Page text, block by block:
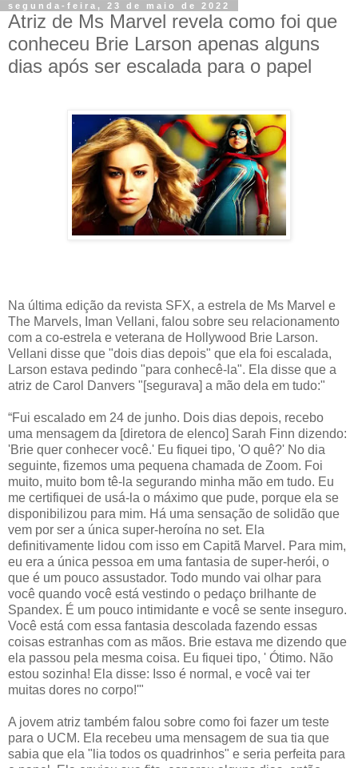
segunda-feira, 23 de maio de 2022
Atriz de Ms Marvel revela como foi que
conheceu Brie Larson apenas alguns
dias após ser escalada para o papel
Na última edição da revista SFX, a estrela de Ms Marvel e
The Marvels, Iman Vellani, falou sobre seu relacionamento
com a co-estrela e veterana de Hollywood Brie Larson.
Vellani disse que "dois dias depois" que ela foi escalada,
Larson estava pedindo "para conhecê-la". Ela disse que a
atriz de Carol Danvers "[segurava] a mão dela em tudo:"
“Fui escalado em 24 de junho. Dois dias depois, recebo
uma mensagem da [diretora de elenco] Sarah Finn dizendo:
'Brie quer conhecer você.' Eu fiquei tipo, 'O quê?' No dia
seguinte, fizemos uma pequena chamada de Zoom. Foi
muito, muito bom tê-la segurando minha mão em tudo. Eu
me certifiquei de usá-la o máximo que pude, porque ela se
disponibilizou para mim. Há uma sensação de solidão que
vem por ser a única super-heroína no set. Ela
definitivamente lidou com isso em Capitã Marvel. Para mim,
eu era a única pessoa em uma fantasia de super-herói, o
que é um pouco assustador. Todo mundo vai olhar para
você quando você está vestindo o pedaço brilhante de
Spandex. É um pouco intimidante e você se sente inseguro.
Você está com essa fantasia descolada fazendo essas
coisas estranhas com as mãos. Brie estava me dizendo que
ela passou pela mesma coisa. Eu fiquei tipo, ' Ótimo. Não
estou sozinha! Ela disse: Isso é normal, e você vai ter
muitas dores no corpo!'"
A jovem atriz também falou sobre como foi fazer um teste
para o UCM. Ela recebeu uma mensagem de sua tia que
sabia que ela "lia todos os quadrinhos" e seria perfeita para